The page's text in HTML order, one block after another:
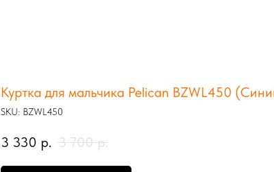
Куртка для мальчика Pelican BZWL450
SKU: BZWL450
3 330 р. 3 700 р.